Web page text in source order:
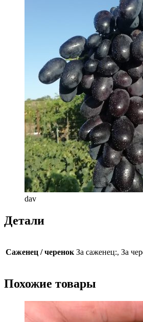
dav
Детали
Саженец / черенок За саженец:, За
Похожие товары